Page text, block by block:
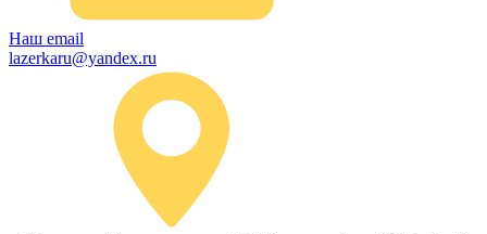
Наш email
lazerkaru@yandex.ru